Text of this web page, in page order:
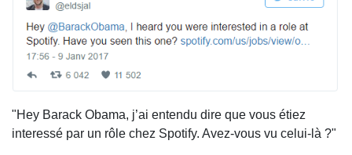
"Hey Barack Obama, j’ai entendu dire que vous étiez
interessé par un rôle chez Spotify. Avez-vous vu celui-là ?"